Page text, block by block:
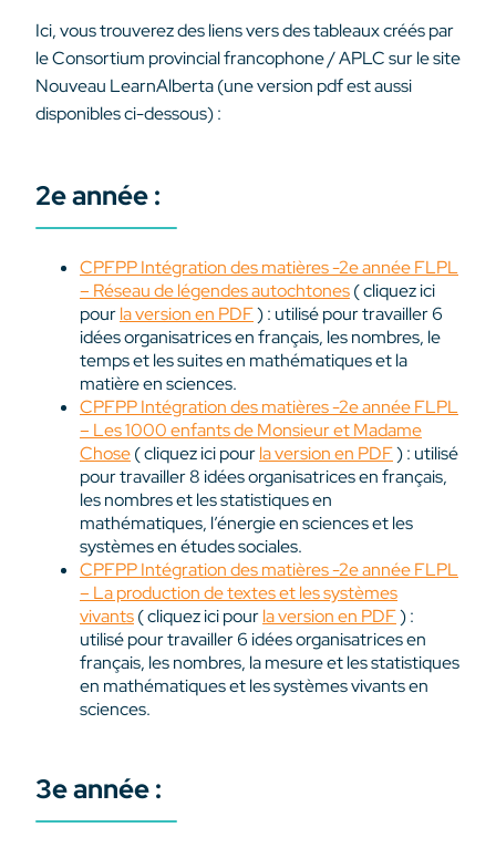
Ici, vous trouverez des liens vers des tableaux créés par
le Consortium provincial francophone / APLC sur le site
Nouveau LearnAlberta (une version pdf est aussi
disponibles ci-dessous) :
2e année :
CPFPP Intégration des matières -2e année FLPL
– Réseau de légendes autochtones( cliquez ici
pourla version en PDF) : utilisé pour travailler 6
idées organisatrices en français, les nombres, le
temps et les suites en mathématiques et la
matière en sciences.
CPFPP Intégration des matières -2e année FLPL
– Les 1000 enfants de Monsieur et Madame
Chose( cliquez ici pourla version en PDF) : utilisé
pour travailler 8 idées organisatrices en français,
les nombres et les statistiques en
mathématiques, l’énergie en sciences et les
systèmes en études sociales.
CPFPP Intégration des matières -2e année FLPL
– La production de textes et les systèmes
vivants( cliquez ici pourla version en PDF) :
utilisé pour travailler 6 idées organisatrices en
français, les nombres, la mesure et les statistiques
en mathématiques et les systèmes vivants en
sciences.
3e année :